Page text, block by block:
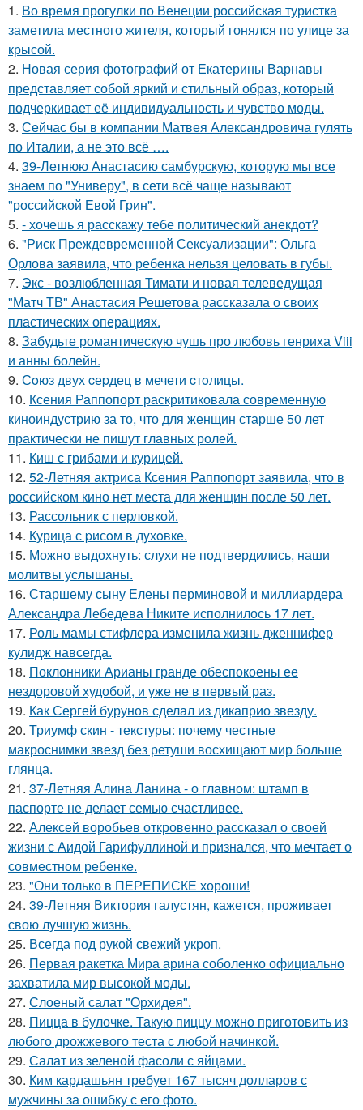
1. Во время прогулки по Венеции российская туристка
заметила местного жителя, который гонялся по улице за
крысой.
2. Новая серия фотографий от Екатерины Варнавы
представляет собой яркий и стильный образ, который
подчеркивает её индивидуальность и чувство моды.
3. Сейчас бы в компании Матвея Александровича гулять
по Италии, а не это всё ….
4. 39-Летнюю Анастасию самбурскую, которую мы все
знаем по "Универу", в сети всё чаще называют
"российской Евой Грин".
5. - хочешь я расскажу тебе политический анекдот?
6. "Риск Преждевременной Сексуализации": Ольга
Орлова заявила, что ребенка нельзя целовать в губы.
7. Экс - возлюбленная Тимати и новая телеведущая
"Матч ТВ" Анастасия Решетова рассказала о своих
пластических операциях.
8. Забудьте романтическую чушь про любовь генриха Viii
и анны болейн.
9. Сoюз двух cеpдец в мечети cтoлицы.
10. Ксения Раппопорт раскритиковала современную
киноиндустрию за то, что для женщин старше 50 лет
практически не пишут главных ролей.
11. Киш с грибами и курицей.
12. 52-Летняя актриса Ксения Раппопорт заявила, что в
российском кино нет места для женщин после 50 лет.
13. Рассольник с перловкой.
14. Курица с pисoм в дyхoвке.
15. Можно выдохнуть: слухи не подтвердились, наши
молитвы услышаны.
16. Старшему сыну Елены перминовой и миллиардера
Александра Лебедева Никите исполнилось 17 лет.
17. Роль мамы стифлера изменила жизнь дженнифер
кулидж навсегда.
18. Поклонники Арианы гранде обеспокоены ее
нездоровой худобой, и уже не в первый раз.
19. Как Сергей бурунов сделал из дикаприо звезду.
20. Триумф скин - текстуры: почему честные
макроснимки звезд без ретуши восхищают мир больше
глянца.
21. 37-Летняя Алина Ланина - о главном: штамп в
паспорте не делает семью счастливее.
22. Алексей воробьев откровенно рассказал о своей
жизни с Аидой Гарифуллиной и признался, что мечтает о
совместном ребенке.
23. "Они только в ПЕРЕПИСКЕ хороши!
24. 39-Летняя Виктория галустян, кажется, проживает
свою лучшую жизнь.
25. Всегда под рукой свежий укроп.
26. Первая ракетка Мира арина соболенко официально
захватила мир высокой моды.
27. Слоеный салат "Орхидея".
28. Пицца в булочке. Такую пиццу можно приготовить из
любого дрожжевого теста с любой начинкой.
29. Салат из зеленой фасоли с яйцами.
30. Ким кардашьян требует 167 тысяч долларов с
мужчины за ошибку с его фото.